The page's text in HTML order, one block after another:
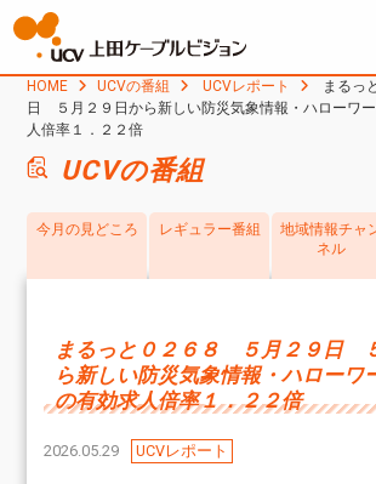
HOME UCVの番組 UCVレポート
まるっ
日 ５月２９日から新しい防災気象情報・ハローワ
人倍率１．２２倍
UCVの番組
今月の見どころ レギュラー番組
地域情報チャ
ネル
まるっと０２６８ ５月２９日
ら新しい防災気象情報・ハローワ
の有効求人倍率１．２２倍
2026.05.29 UCVレポート